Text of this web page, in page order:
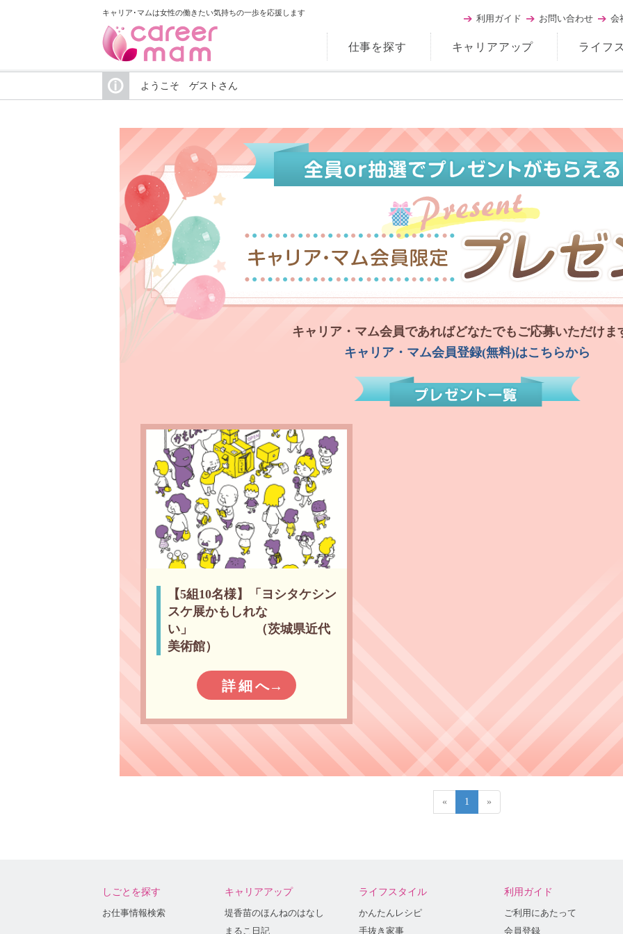
キャリア･マムは女性の働きたい気持ちの一歩を応援します
仕事を探す キャリアアップ ライフ
利用ガイド お問い合わせ 会
ようこそ ゲストさん
キャリア・マム会員であればどなたでもご応募いただけま
キャリア・マム会員登録(無料)はこちらから
【5組10名様】「ヨシタケシン
スケ展かもしれな
い」 （茨城県近代
美術館）
詳細へ→
« 1 »
しごとを探す
お仕事情報検索
キャリアアップ
堤香苗のほんねのはなし
まるこ日記
ライフスタイル
かんたんレシピ
手抜き家事
利用ガイド
ご利用にあたって
会員登録